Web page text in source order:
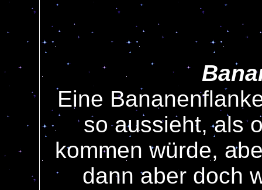
Eine
so aussieht, als
kommen würde,
dann aber doch